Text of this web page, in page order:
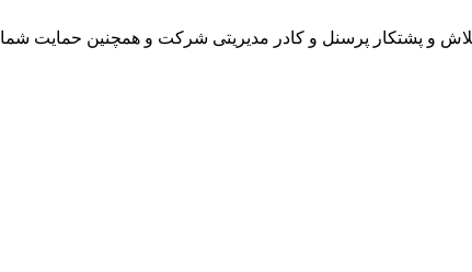
تلاش و پشتکار پرسنل و کادر مدیریتی شرکت و همچنین حمایت شما